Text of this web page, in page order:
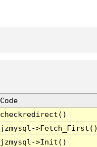
Code
checkredirect()
jzmysql-
jzmysql->Init()